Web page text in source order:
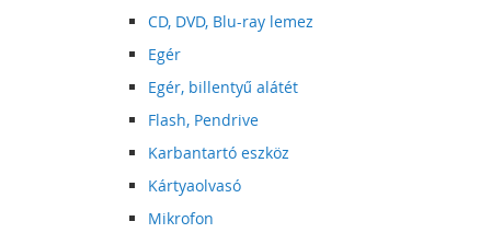
CD, DVD, Blu-ray lemez
Egér
Egér, billentyű alátét
Flash, Pendrive
Karbantartó eszköz
Kártyaolvasó
Mikrofon